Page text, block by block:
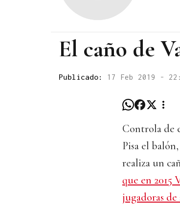
El caño de
Publicado: 17 Feb 2019 -
Controla de
Pisa el
realiza un
que en 2015
jugadoras